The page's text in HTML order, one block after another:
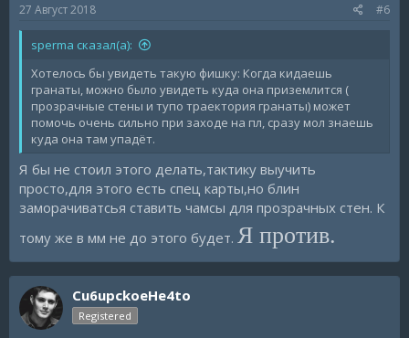
:
27 Август 2018 #6
sperma сказал(а):
Хотелось бы увидеть такую фишку: Когда кидаешь
гранаты, можно было увидеть куда она приземлится (
прозрачные стены и тупо траектория гранаты) может
помочь очень сильно при заходе на пл, сразу мол знаешь
куда она там упадёт.
Я бы не стоил этого делать,тактику выучить
просто,для этого есть спец карты,но блин
заморачиватсья ставить чамсы для прозрачных стен. К
тому же в мм не до этого будет. Я против.
Cu6upckoeHe4to
Registered